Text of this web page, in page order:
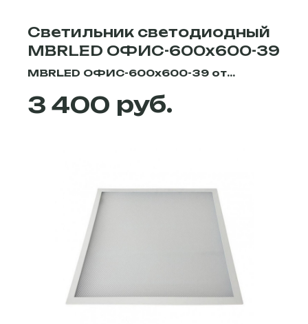
Светильник светодиодный
MBRLED ОФИС-600х600-39
MBRLED ОФИС-600х600-39 от
установки в потолки типа Армстронг
или для накладного монтажа на
закаленное матированное стекло.
Узнать подробные характеристи,
цену, габаритные размеры и
приобрести светильники у
офицального партнёра завода
MBRLED в Екатеринбурге - вы можете
в интернет-магазине Diode-trade.
3 400 руб.